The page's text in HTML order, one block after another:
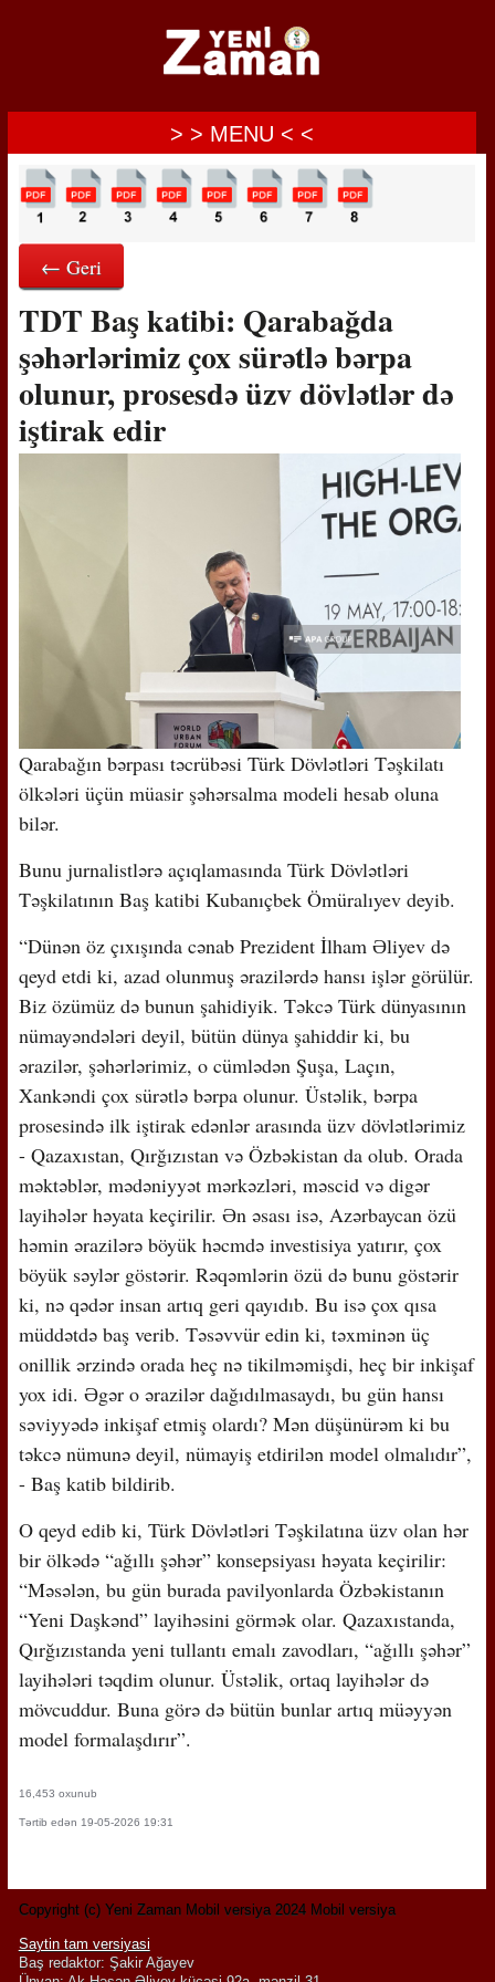
> > MENU < <
← Geri
TDT Baş katibi: Qarabağda
şəhərlərimiz çox sürətlə bərpa
olunur, prosesdə üzv dövlətlər də
iştirak edir
Qarabağın bərpası təcrübəsi Türk Dövlətləri Təşkilatı
ölkələri üçün müasir şəhərsalma modeli hesab oluna
bilər.
Bunu jurnalistlərə açıqlamasında Türk Dövlətləri
Təşkilatının Baş katibi Kubanıçbek Ömüralıyev deyib.
“Dünən öz çıxışında cənab Prezident İlham Əliyev də
qeyd etdi ki, azad olunmuş ərazilərdə hansı işlər görülür.
Biz özümüz də bunun şahidiyik. Təkcə Türk dünyasının
nümayəndələri deyil, bütün dünya şahiddir ki, bu
ərazilər, şəhərlərimiz, o cümlədən Şuşa, Laçın,
Xankəndi çox sürətlə bərpa olunur. Üstəlik, bərpa
prosesində ilk iştirak edənlər arasında üzv dövlətlərimiz
- Qazaxıstan, Qırğızıstan və Özbəkistan da olub. Orada
məktəblər, mədəniyyət mərkəzləri, məscid və digər
layihələr həyata keçirilir. Ən əsası isə, Azərbaycan özü
həmin ərazilərə böyük həcmdə investisiya yatırır, çox
böyük səylər göstərir. Rəqəmlərin özü də bunu göstərir
ki, nə qədər insan artıq geri qayıdıb. Bu isə çox qısa
müddətdə baş verib. Təsəvvür edin ki, təxminən üç
onillik ərzində orada heç nə tikilməmişdi, heç bir inkişaf
yox idi. Əgər o ərazilər dağıdılmasaydı, bu gün hansı
səviyyədə inkişaf etmiş olardı? Mən düşünürəm ki bu
təkcə nümunə deyil, nümayiş etdirilən model olmalıdır”,
- Baş katib bildirib.
O qeyd edib ki, Türk Dövlətləri Təşkilatına üzv olan hər
bir ölkədə “ağıllı şəhər” konsepsiyası həyata keçirilir:
“Məsələn, bu gün burada pavilyonlarda Özbəkistanın
“Yeni Daşkənd” layihəsini görmək olar. Qazaxıstanda,
Qırğızıstanda yeni tullantı emalı zavodları, “ağıllı şəhər”
layihələri təqdim olunur. Üstəlik, ortaq layihələr də
mövcuddur. Buna görə də bütün bunlar artıq müəyyən
model formalaşdırır”.
16,453 oxunub
Tərtib edən 19-05-2026 19:31
Copyright (c) Yeni Zaman Mobil versiya 2024 Mobil versiya
Saytin tam versiyasi
Baş redaktor: Şakir Ağayev